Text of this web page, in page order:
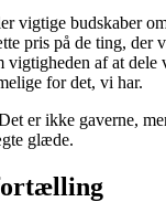
vigtige budskaber
pris på de ting, der
af at dele
for det, vi har.
er ikke gaverne,
glæde.